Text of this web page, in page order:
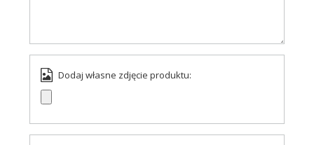
Dodaj własne zdjęcie produktu: